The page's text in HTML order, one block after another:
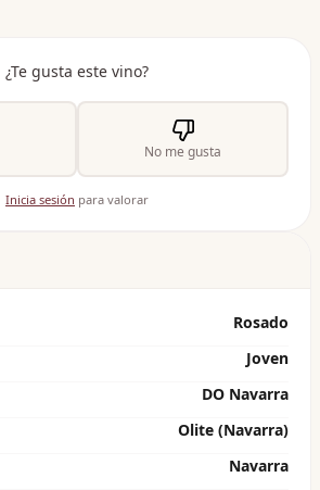
¿Te gusta este vino?
No me gusta
Inicia sesión para valorar
Rosado
Joven
DO Navarra
Olite (Navarra)
Navarra